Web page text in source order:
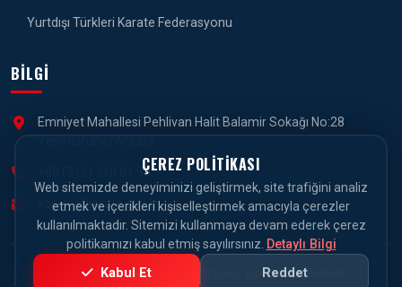
Yurtdışı Türkleri Karate Federasyonu
BILGI
Emniyet Mahallesi Pehlivan Halit Balamir Sokağı No:28
+90 (312) 310 61 90
karate@karate.gov.tr
© 2026 Türkiye Karate Federasyonu. Tüm Hakları Saklıdır.
ÇEREZ POLITIKASI
Web sitemizde deneyiminizi geliştirmek, site trafiğini analiz
etmek ve içerikleri kişiselleştirmek amacıyla çerezler
kullanılmaktadır. Sitemizi kullanmaya devam ederek çerez
politikamızı kabul etmiş sayılırsınız. Detaylı Bilgi
Kabul Et Reddet